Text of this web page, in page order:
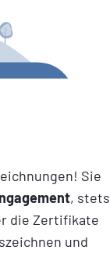
Sie
, stets
die Zertifikate
und